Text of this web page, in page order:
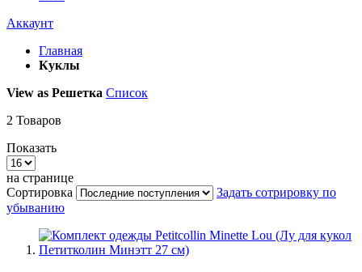
Аккаунт
Главная
Куклы
View as Решетка Список
2 Товаров
Показать
на странице
Сортировка
Задать сотрировку по
убыванию